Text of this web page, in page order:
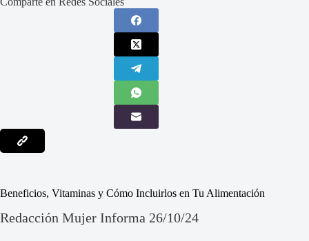
Beneficios, Vitaminas y Cómo Incluirlos en Tu Alimentación
Redacción Mujer Informa 26/10/24